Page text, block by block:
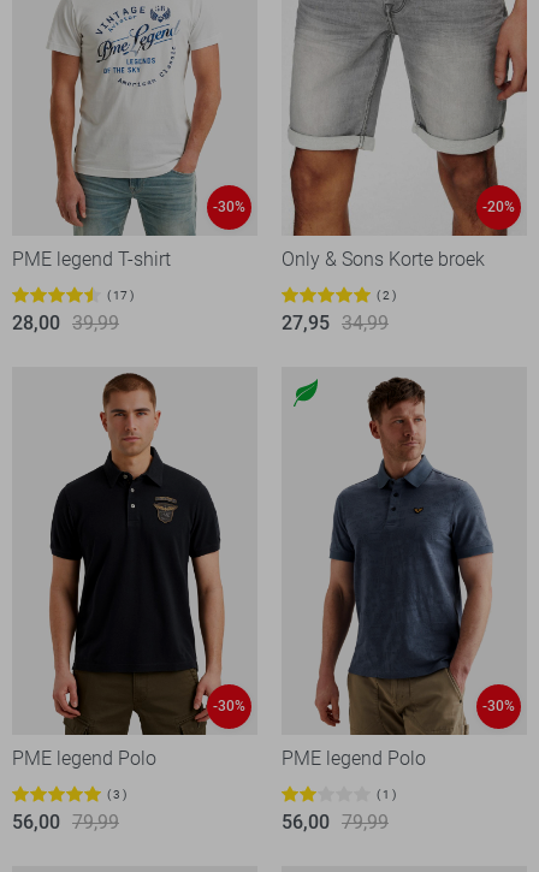
-30%
PME legend T-shirt
17
28,00 39,99
-20%
Only & Sons Korte broek
2
27,95 34,99
-30%
PME legend Polo
3
56,00 79,99
-30%
PME legend Polo
1
56,00 79,99